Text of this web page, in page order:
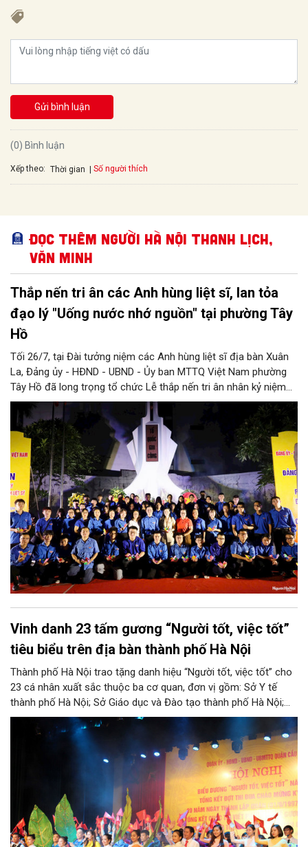
Gửi bình luận
(0) Bình luận
Xếp theo: Thời gian Số người thích
Đọc thêm Người Hà Nội thanh lịch,
văn minh
Thắp nến tri ân các Anh hùng liệt sĩ, lan tỏa
đạo lý "Uống nước nhớ nguồn" tại phường Tây
Hồ
Tối 26/7, tại Đài tưởng niệm các Anh hùng liệt sĩ địa bàn Xuân
La, Đảng ủy - HĐND - UBND - Ủy ban MTTQ Việt Nam phường
Tây Hồ đã long trọng tổ chức Lễ thắp nến tri ân nhân kỷ niệm
79 năm Ngày Thương binh - Liệt sĩ (27/7/1947 - 27/7/2026).
Chương trình là dịp để cán bộ, đảng viên, đoàn viên thanh niên
và các tầng lớp nhân dân bày tỏ lòng thành kính, biết ơn sâu
sắc đối với những người đã hy sinh vì độc lập, tự do của Tổ
quốc, đồng thời tiếp nối truyền thống "Uống nước nhớ nguồn"
bằng những hành động thiết thực.
Vinh danh 23 tấm gương “Người tốt, việc tốt”
tiêu biểu trên địa bàn thành phố Hà Nội
Thành phố Hà Nội trao tặng danh hiệu “Người tốt, việc tốt” cho
23 cá nhân xuất sắc thuộc ba cơ quan, đơn vị gồm: Sở Y tế
thành phố Hà Nội; Sở Giáo dục và Đào tạo thành phố Hà Nội;
Ủy ban Mặt trận Tổ quốc Việt Nam thành phố Hà Nội.